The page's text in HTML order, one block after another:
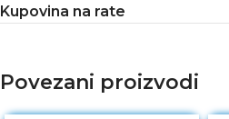
Kupovina na rate
Povezani proizvodi